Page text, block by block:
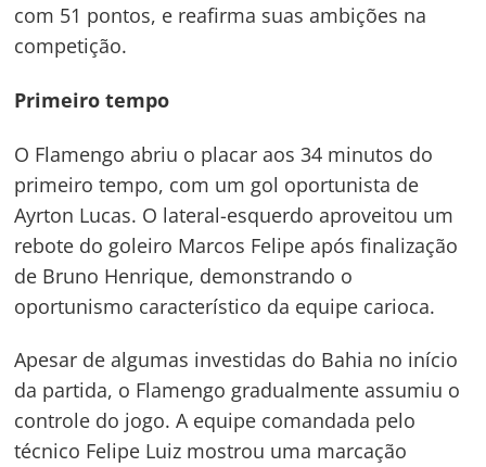
com 51 pontos, e reafirma suas ambições na
competição.
Primeiro tempo
O Flamengo abriu o placar aos 34 minutos do
primeiro tempo, com um gol oportunista de
Ayrton Lucas. O lateral-esquerdo aproveitou um
rebote do goleiro Marcos Felipe após finalização
de Bruno Henrique, demonstrando o
oportunismo característico da equipe carioca.
Apesar de algumas investidas do Bahia no início
da partida, o Flamengo gradualmente assumiu o
controle do jogo. A equipe comandada pelo
técnico Felipe Luiz mostrou uma marcação